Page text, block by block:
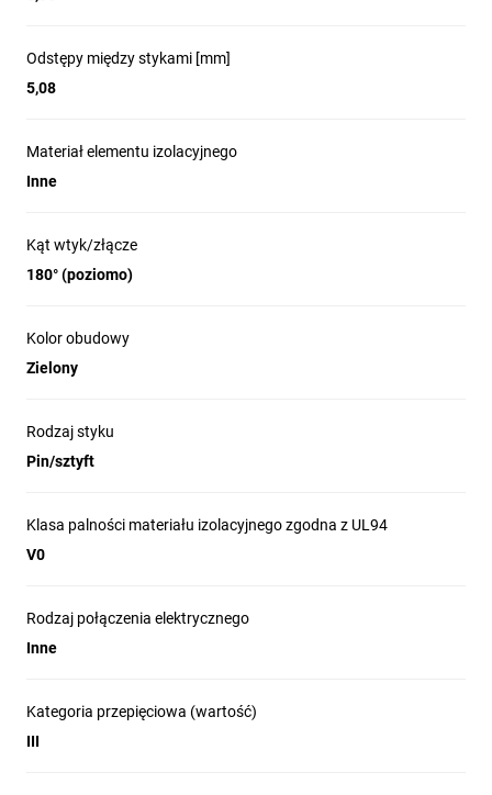
Odstępy między stykami [mm]
5,08
Materiał elementu izolacyjnego
Inne
Kąt wtyk/złącze
180° (poziomo)
Kolor obudowy
Zielony
Rodzaj styku
Pin/sztyft
Klasa palności materiału izolacyjnego zgodna z UL94
V0
Rodzaj połączenia elektrycznego
Inne
Kategoria przepięciowa (wartość)
III